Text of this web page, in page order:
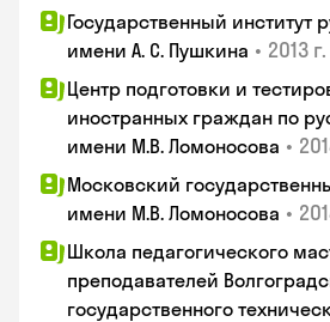
Государственный институт
имени А. С. Пушкина • 2013 г.
Центр подготовки и
иностранных граждан по
имени М.В. Ломоносова •
Московский
имени М.В. Ломоносова •
Школа педагогического
преподавателей
государственного